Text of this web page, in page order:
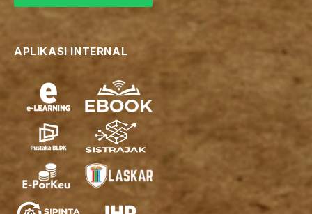
APLIKASI INTERNAL